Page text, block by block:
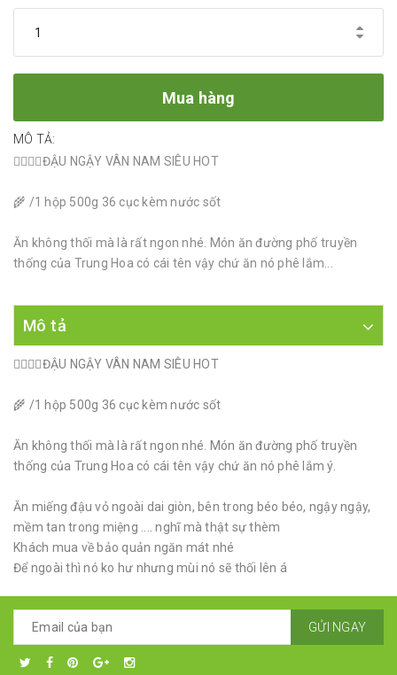
Mua hàng
MÔ TẢ:
👉🏿👉🏿ĐẬU NGẬY VÂN NAM SIÊU HOT
🌾 /1 hộp 500g 36 cục kèm nước sốt
Ăn không thối mà là rất ngon nhé. Món ăn đường phố truyền
thống của Trung Hoa có cái tên vậy chứ ăn nó phê lắm...
Mô tả
👉🏿👉🏿ĐẬU NGẬY VÂN NAM SIÊU HOT
🌾 /1 hộp 500g 36 cục kèm nước sốt
Ăn không thối mà là rất ngon nhé. Món ăn đường phố truyền
thống của Trung Hoa có cái tên vậy chứ ăn nó phê lắm ý.
Ăn miếng đậu vỏ ngoài dai giòn, bên trong béo béo, ngậy ngậy,
mềm tan trong miệng .... nghĩ mà thật sự thèm
Khách mua về bảo quản ngăn mát nhé
Để ngoài thì nó ko hư nhưng mùi nó sẽ thối lên á
GỬI NGAY